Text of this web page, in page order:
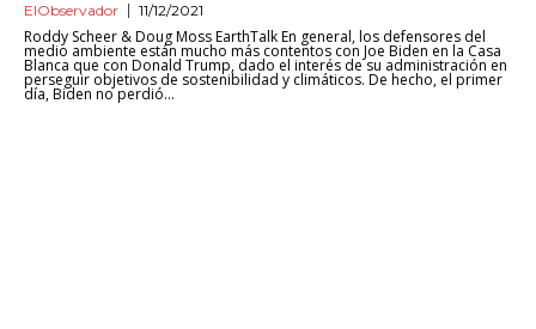
ElObservador 11/12/2021
Roddy Scheer & Doug Moss EarthTalk En general, los defensores del
medio ambiente están mucho más contentos con Joe Biden en la Casa
Blanca que con Donald Trump, dado el interés de su administración en
perseguir objetivos de sostenibilidad y climáticos. De hecho, el primer
día, Biden no perdió...